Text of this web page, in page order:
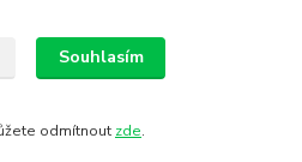
Eshop-rychle.cz
Souhlasím
odmítnout zde.